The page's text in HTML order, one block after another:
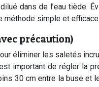
dans de l’eau tiède.
méthode simple et
précaution)
éliminer les saletés
important de régler la
30 cm entre la buse